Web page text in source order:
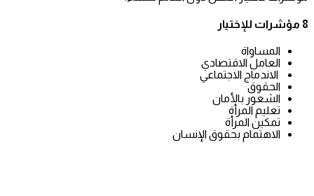
8 مؤشرات للإختيار
المساواة
العامل الاقتصادي
الاندماج الاجتماعي
الحقوق
الشعور بالأمان
تعليم المرأة
تمكين المرأة
الاهتمام بحقوق الإنسان